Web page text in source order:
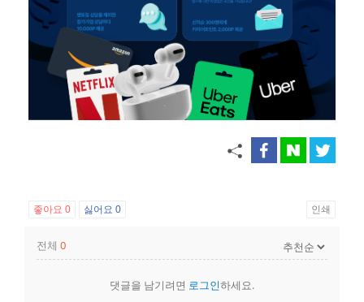
좋아요 0 싫어요 0 인쇄
전체 0
댓글을 남기려면 로그인하세요.